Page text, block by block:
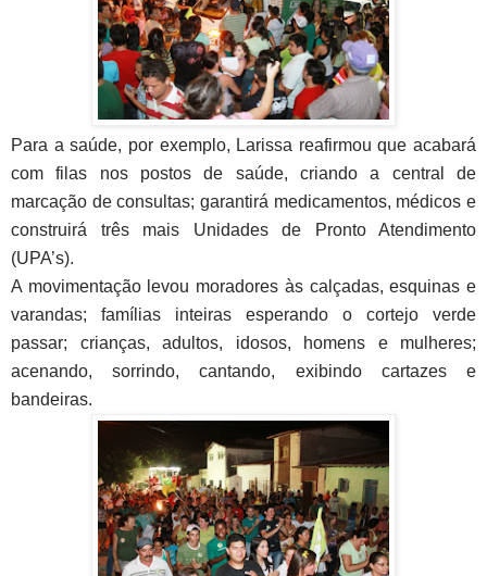
Para a saúde, por exemplo, Larissa reafirmou que acabará
com filas nos postos de saúde, criando a central de
marcação de consultas; garantirá medicamentos, médicos e
construirá três mais Unidades de Pronto Atendimento
(UPA’s).
A movimentação levou moradores às calçadas, esquinas e
varandas; famílias inteiras esperando o cortejo verde
passar; crianças, adultos, idosos, homens e mulheres;
acenando, sorrindo, cantando, exibindo cartazes e
bandeiras.